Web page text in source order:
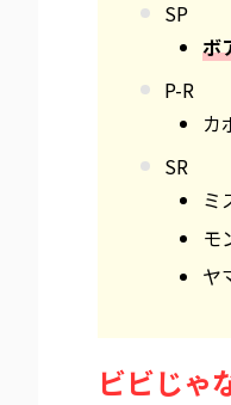
SP
ボ
P-R
カ
SR
ミ
モ
ヤ
ビビじゃ